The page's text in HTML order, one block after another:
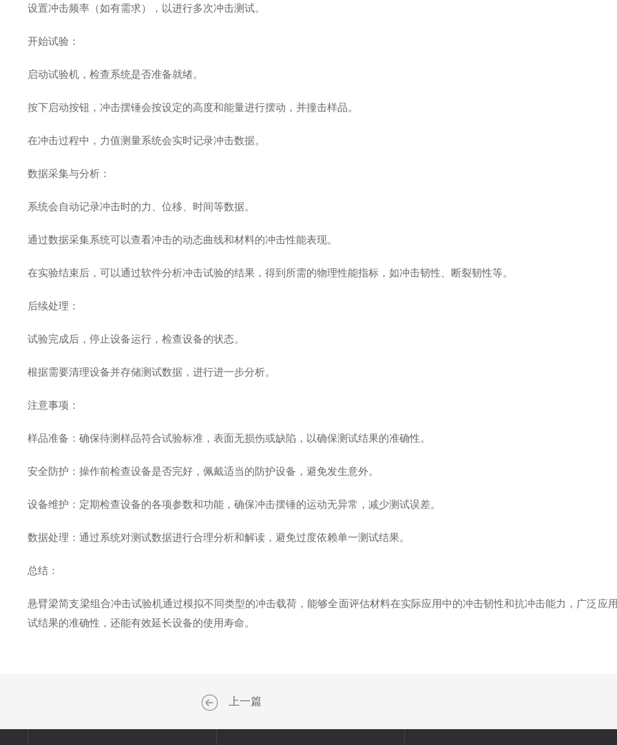
设置冲击频率（如有需求），以进行多次冲击测试。
开始试验：
启动试验机，检查系统是否准备就绪。
按下启动按钮，冲击摆锤会按设定的高度和能量进行摆动，并撞击样品。
在冲击过程中，力值测量系统会实时记录冲击数据。
数据采集与分析：
系统会自动记录冲击时的力、位移、时间等数据。
通过数据采集系统可以查看冲击的动态曲线和材料的冲击性能表现。
在实验结束后，可以通过软件分析冲击试验的结果，得到所需的物理性能指标，如冲击韧性、断裂韧性等。
后续处理：
试验完成后，停止设备运行，检查设备的状态。
根据需要清理设备并存储测试数据，进行进一步分析。
注意事项：
样品准备：确保待测样品符合试验标准，表面无损伤或缺陷，以确保测试结果的准确性。
安全防护：操作前检查设备是否完好，佩戴适当的防护设备，避免发生意外。
设备维护：定期检查设备的各项参数和功能，确保冲击摆锤的运动无异常，减少测试误差。
数据处理：通过系统对测试数据进行合理分析和解读，避免过度依赖单一测试结果。
总结：
悬臂梁简支梁组合冲击试验机通过模拟不同类型的冲击载荷，能够全面评估材料在实际应用中的冲击韧性和抗冲击能力，广泛应
试结果的准确性，还能有效延长设备的使用寿命。
上一篇